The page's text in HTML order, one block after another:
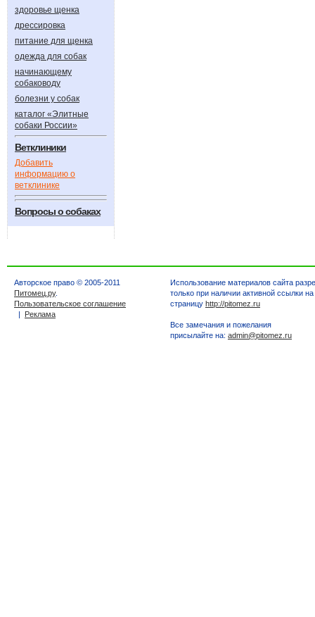
здоровье щенка
дрессировка
питание для щенка
одежда для собак
начинающему
собаководу
болезни у собак
каталог «Элитные
собаки России»
Ветклиники
Добавить
информацию о
ветклинике
Вопросы о собаках
Авторское право © 2005-2011
Питомец.ру.
Пользовательское соглашение
| Реклама
Использование материалов сайта
только при наличии активной ссылки
страницу http://pitomez.ru
Все замечания и пожелания
присылайте на: admin@pitomez.ru